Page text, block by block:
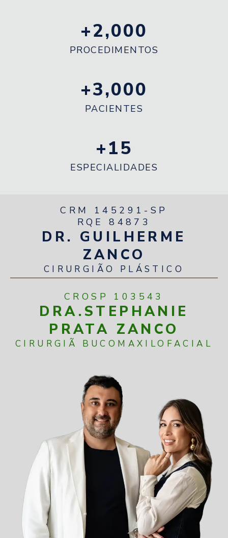
PROCEDIMENTOS
+2,000
PACIENTES
+3,000
ESPECIALIDADES
+15
CRM 145291-SP
RQE 84873
DR. GUILHERME
ZANCO
CIRURGIÃO PLÁSTICO
CROSP 103543
DRA.STEPHANIE
PRATA ZANCO
CIRURGIÃ BUCOMAXILOFACIAL